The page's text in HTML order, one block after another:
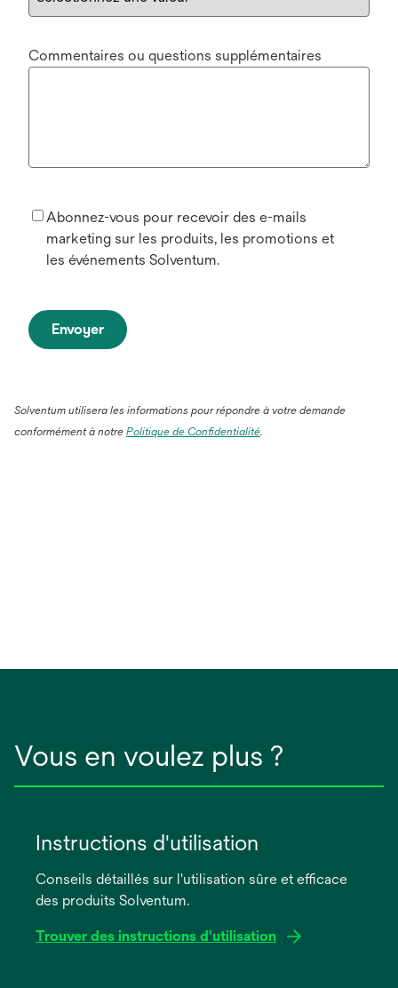
Commentaires ou questions supplémentaires
Abonnez-vous pour recevoir des e-mails
marketing sur les produits, les promotions et
les événements Solventum.
Envoyer
Solventum utilisera les informations pour répondre à votre demande
conformément à notre Politique de Confidentialité.
Vous en voulez plus ?
Instructions d'utilisation
Conseils détaillés sur l'utilisation sûre et efficace
des produits Solventum.
Trouver des instructions d'utilisation